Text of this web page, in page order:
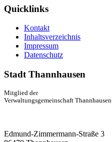
Quicklinks
Kontakt
Inhaltsverzeichnis
Impressum
Datenschutz
Stadt Thannhausen
Mitglied der
Verwaltungsgemeinschaft Thannhausen
Edmund-Zimmermann-Straße 3